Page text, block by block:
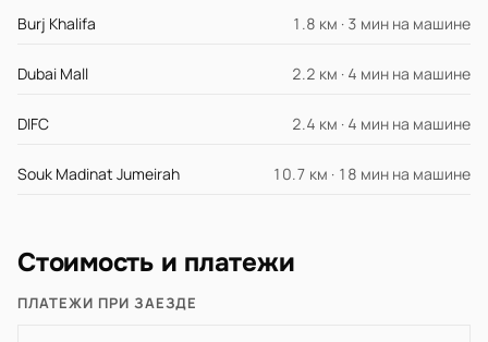
Burj Khalifa 1.8 км · 3 мин на машине
Dubai Mall 2.2 км · 4 мин на машине
DIFC 2.4 км · 4 мин на машине
Souk Madinat Jumeirah 10.7 км · 18 мин на машине
Стоимость и платежи
ПЛАТЕЖИ ПРИ ЗАЕЗДЕ